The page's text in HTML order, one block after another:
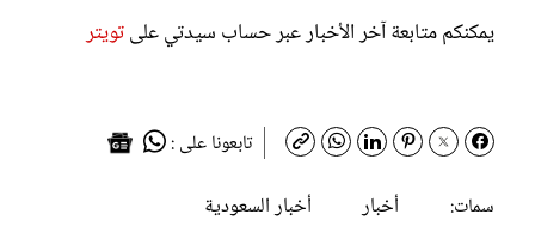
يمكنكم متابعة آخر الأخبار عبر حساب سيدتي علىتويتر
تابعونا على :
سمات:
أخبار
أخبار السعودية